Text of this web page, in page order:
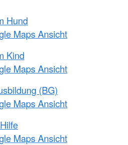
Hund
Maps Ansicht
Kind
Maps Ansicht
(BG)
Maps Ansicht
Maps Ansicht